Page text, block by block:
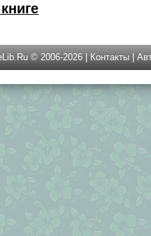
© 2006-2026 | Контакты |